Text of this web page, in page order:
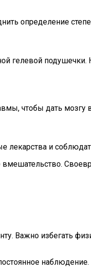
определение
гелевой подушечки.
чтобы дать мозгу
лекарства и
Важно избегать